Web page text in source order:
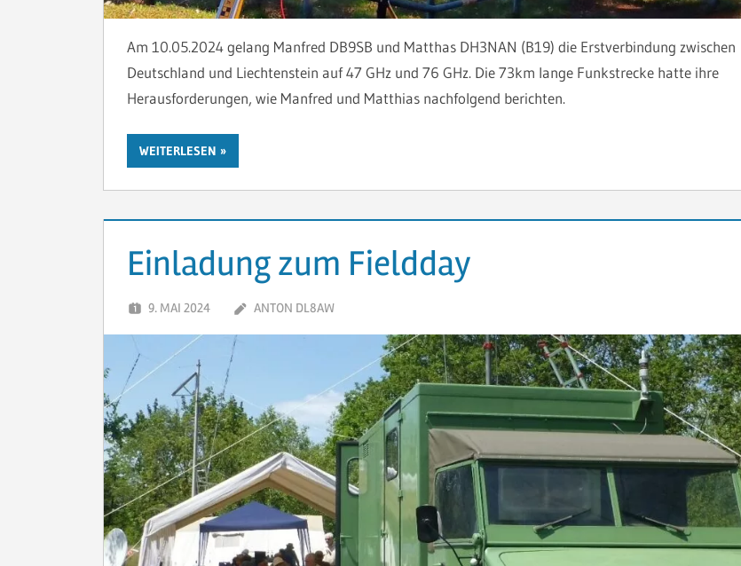
Am 10.05.2024 gelang Manfred DB9SB und Matthas DH3NAN (B19) die Erstverbindung zwischen
Deutschland und Liechtenstein auf 47 GHz und 76 GHz. Die 73km lange Funkstrecke hatte ihre
Herausforderungen, wie Manfred und Matthias nachfolgend berichten.
WEITERLESEN
Einladung zum Fieldday
9. MAI 2024 ANTON DL8AW